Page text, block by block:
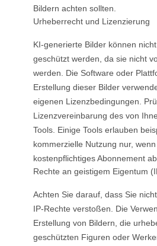
Bildern achten sollten.
Urheberrecht und Lizenzierung
KI-generierte Bilder können
geschützt werden, da sie nicht
werden. Die Software oder
Erstellung dieser Bilder
eigenen Lizenzbedingungen.
Lizenzvereinbarung des von
Tools. Einige Tools erlauben
kommerzielle Nutzung nur,
kostenpflichtiges Abonnement
Rechte an geistigem Eigentum
Achten Sie darauf, dass Sie
IP-Rechte verstoßen. Die
Erstellung von Bildern, die
geschützten Figuren oder